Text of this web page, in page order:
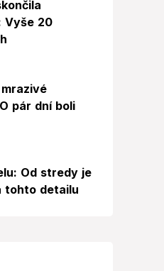
Vyše 20
pár dní boli
Od stredy je
tohto detailu